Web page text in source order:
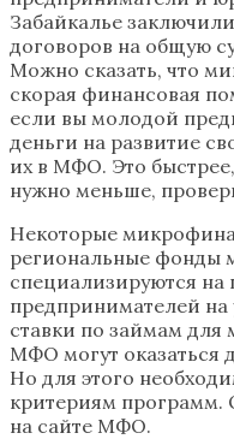
Забайкалье
договоров на общую
Можно сказать, что
скорая финансовая
если вы молодой
деньги на развитие
их в МФО. Это
нужно меньше,
Некоторые
региональные фонды
специализируются на
предпринимателей на
ставки по займам для
МФО могут оказаться
Но для этого
критериям
на сайте МФО.